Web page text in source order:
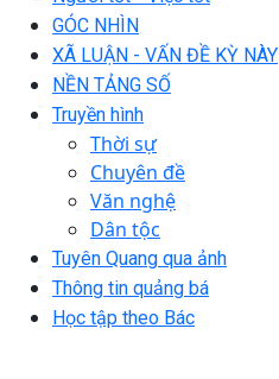
GÓC NHÌN
XÃ LUẬN - VẤN ĐỀ KỲ NÀY
NỀN TẢNG SỐ
Truyền hình
Thời sự
Chuyên đề
Văn nghệ
Dân tộc
Tuyên Quang qua ảnh
Thông tin quảng bá
Học tập theo Bác